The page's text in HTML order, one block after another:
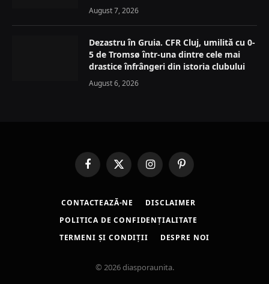
August 7, 2026
Dezastru în Gruia. CFR Cluj, umilită cu 0-
5 de Tromsø într-una dintre cele mai
drastice înfrângeri din istoria clubului
August 6, 2026
FacebookX
(Twitter)
InstagramPinterest
CONTACTEAZĂ-NE
DISCLAIMER
POLITICA DE CONFIDENȚIALITATE
TERMENI ȘI CONDIȚII
DESPRE NOI
© 2026 diasporaunita.